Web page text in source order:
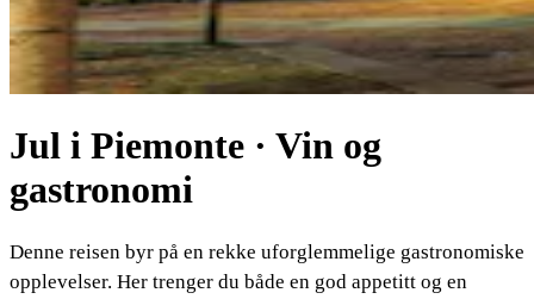
Jul i Piemonte · Vin og
gastronomi
Denne reisen byr på en rekke uforglemmelige gastronomiske
opplevelser. Her trenger du både en god appetitt og en